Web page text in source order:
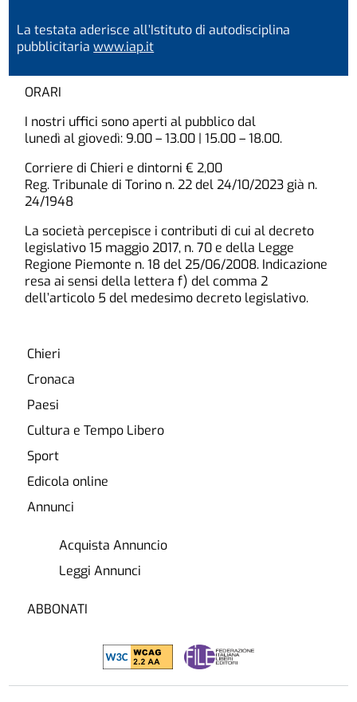
La testata aderisce all’Istituto di autodisciplina
pubblicitariawww.iap.it
ORARI
I nostri uffici sono aperti al pubblico dal
lunedì al giovedì: 9.00 – 13.00 | 15.00 – 18.00.
Corriere di Chieri e dintorni € 2,00
Reg. Tribunale di Torino n. 22 del 24/10/2023 già n.
24/1948
La società percepisce i contributi di cui al decreto
legislativo 15 maggio 2017, n. 70 e della Legge
Regione Piemonte n. 18 del 25/06/2008. Indicazione
resa ai sensi della lettera f) del comma 2
dell’articolo 5 del medesimo decreto legislativo.
Chieri
Cronaca
Paesi
Cultura e Tempo Libero
Sport
Edicola online
Annunci
Acquista Annuncio
Leggi Annunci
ABBONATI